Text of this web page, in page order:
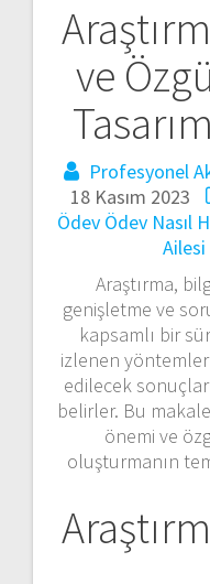
ve
Profesyonel
18 Kasım 2023
Ödev Ödev Nasıl
Ailesi
Araştırma,
genişletme ve
kapsamlı bir
izlenen
edilecek
belirler. Bu
önemi ve
oluşturmanın
Yazı
gezinmesi